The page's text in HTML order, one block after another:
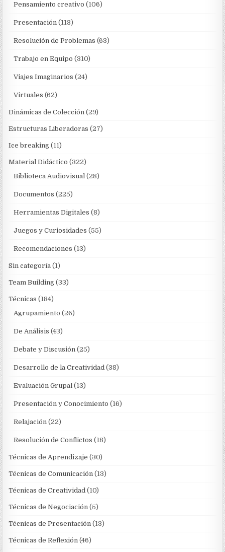
Pensamiento creativo (106)
Presentación (113)
Resolución de Problemas (63)
Trabajo en Equipo (310)
Viajes Imaginarios (24)
Virtuales (62)
Dinámicas de Colección (29)
Estructuras Liberadoras (27)
Ice breaking (11)
Material Didáctico (322)
Biblioteca Audiovisual (28)
Documentos (225)
Herramientas Digitales (8)
Juegos y Curiosidades (55)
Recomendaciones (13)
Sin categoría (1)
Team Building (33)
Técnicas (184)
Agrupamiento (26)
De Análisis (43)
Debate y Discusión (25)
Desarrollo de la Creatividad (38)
Evaluación Grupal (13)
Presentación y Conocimiento (16)
Relajación (22)
Resolución de Conflictos (18)
Técnicas de Aprendizaje (30)
Técnicas de Comunicación (13)
Técnicas de Creatividad (10)
Técnicas de Negociación (5)
Técnicas de Presentación (13)
Técnicas de Reflexión (46)